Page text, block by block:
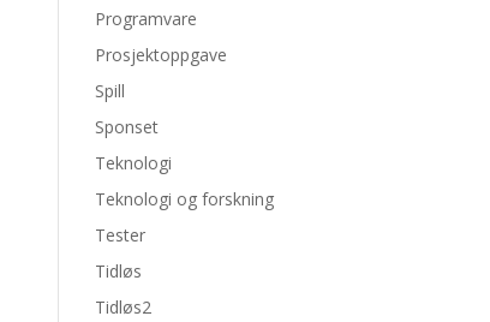
Programvare
Prosjektoppgave
Spill
Sponset
Teknologi
Teknologi og forskning
Tester
Tidløs
Tidløs2